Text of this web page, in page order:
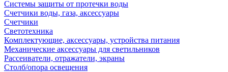
Системы защиты от протечки воды
Счетчики воды, газа, аксессуары
Счетчики
Светотехника
Комплектующие, аксессуары, устройства питания
Механические аксессуары для светильников
Рассеиватели, отражатели, экраны
Столб/опора освещения